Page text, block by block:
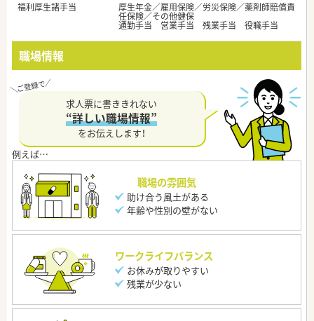
福利厚生諸手当
厚生年金／雇用保険／労災保険／薬剤師賠償責
任保険／その他健保
通勤手当 営業手当 残業手当 役職手当
職場情報
求人票に書ききれない
“詳しい職場情報”
をお伝えします！
職場の雰囲気
助け合う風土がある
年齢や性別の壁がない
ワークライフバランス
お休みが取りやすい
残業が少ない